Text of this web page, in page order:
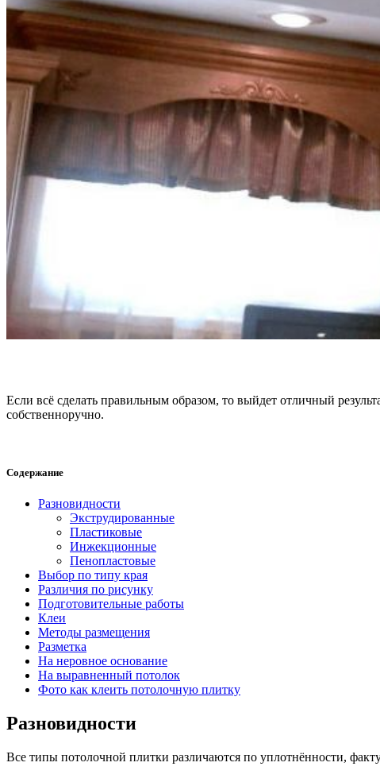
Если всё сделать правильным образом, то выйдет отличный
собственноручно.
Содержание
Разновидности
Экструдированные
Пластиковые
Инжекционные
Пенопластовые
Выбор по типу края
Различия по рисунку
Подготовительные работы
Клеи
Методы размещения
Разметка
На неровное основание
На выравненный потолок
Фото как клеить потолочную плитку
Разновидности
Все типы потолочной плитки различаются по уплотнённости,